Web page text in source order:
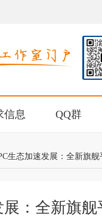
信息 QQ群
生态加速发展：全新旗
：全新旗